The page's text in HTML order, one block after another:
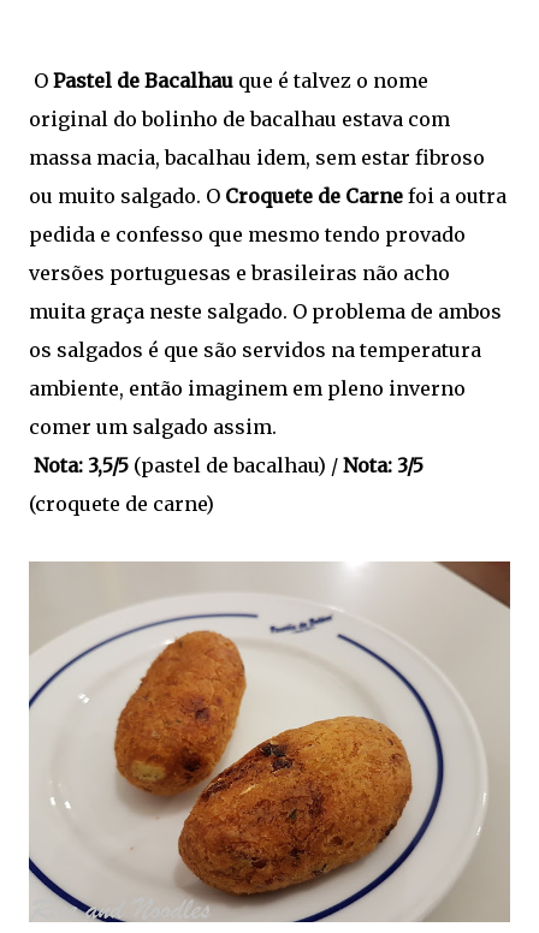
O Pastel de Bacalhau que é talvez o nome
original do bolinho de bacalhau estava com
massa macia, bacalhau idem, sem estar fibroso
ou muito salgado. O Croquete de Carne foi a outra
pedida e confesso que mesmo tendo provado
versões portuguesas e brasileiras não acho
muita graça neste salgado. O problema de ambos
os salgados é que são servidos na temperatura
ambiente, então imaginem em pleno inverno
comer um salgado assim.
Nota: 3,5/5 (pastel de bacalhau) / Nota: 3/5
(croquete de carne)